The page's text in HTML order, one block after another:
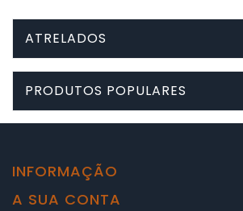
ATRELADOS
PRODUTOS POPULARES
INFORMAÇÃO
A SUA CONTA